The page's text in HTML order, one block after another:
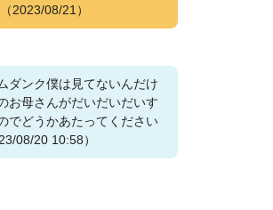
（2023/08/21）
ダンク僕は見てないんだけ
お母さんがだいだいだいす
でどうかあたってください
08/20 10:58）